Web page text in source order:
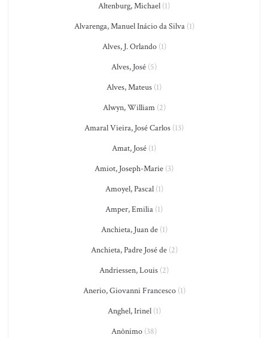
Altenburg, Michael (1)
Alvarenga, Manuel Inácio da Silva(1)
Alves, J. Orlando(1)
Alves, José (5)
Alves, Mateus (1)
Alwyn, William(2)
Amaral Vieira, José Carlos (13)
Amat, José (1)
Amiot, Joseph-Marie (3)
Amoyel, Pascal(1)
Amper, Emilia (1)
Anchieta, Juan de(1)
Anchieta, Padre José de(2)
Andriessen, Louis (2)
Anerio, Giovanni Francesco(1)
Anghel, Irinel(1)
Anônimo (38)